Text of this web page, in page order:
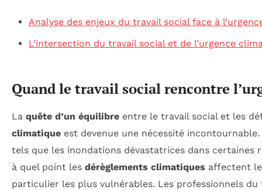
Analyse des enjeux du travail social face à
L’intersection du travail social et de l’urgence
Quand le travail social rencontre
La quête d’un équilibre entre le travail social et les
climatique est devenue une nécessité
tels que les inondations dévastatrices dans certaines
à quel point les dérèglements climatiques affectent
particulier les plus vulnérables. Les professionnels